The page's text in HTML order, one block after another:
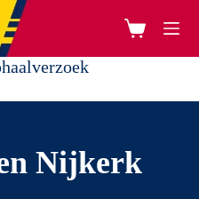
Nijkerk